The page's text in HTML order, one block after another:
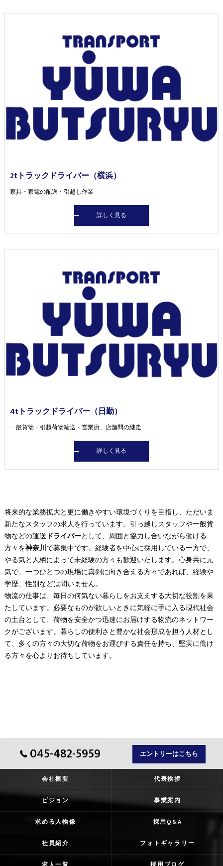
2tトラックドライバー（横浜）
家具・家電の配送・引越し作業
詳しく見る
4tトラックドライバー（日勤）
一般貨物・引越荷物輸送・営業所、店舗間の継走
詳しく見る
将来的な業務拡大と更に働きやすい環境づくりを目指し、ただいま
新たなスタッフの求人を行っています。引っ越しスタッフや一般貨
物などの運送 ドライバーとして、周囲と協力し合いながら働ける
方々を神奈川で募集中です。経験者を中心に採用している一方で、
やる気と人柄によって未経験の方々も歓迎いたします。心身共に元
気で、一つひとつの現場に真剣に向き合える方々であれば、経験や
学歴、性別などは問いません。
物流の仕事は、毎日の何気ない暮らしをお支えする大切な役割を果
たしています。必要なものが欲しいときに気軽に手に入る現代社会
の土台として、荷物を安全かつ迅速にお届けする物流のネットワー
クがございます。暮らしの便利さと豊かな社会形成を担う人材とし
て、多くの方々の大切な荷物をお運びする責任を持ち、堅実に働け
る方々を心よりお待ちしています。
045-482-5959 エントリーはこちら
会社概要 代表挨拶
ビジョン 事業案内
求める人物像 採用Q&A
社員紹介 フォトギャラリー